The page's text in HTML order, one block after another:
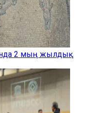
2 мың жылдық